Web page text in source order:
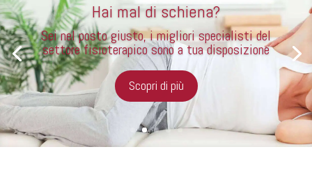
Hai mal di schiena?
Sei nel posto giusto, i migliori specialisti del
settore fisioterapico sono a tua disposizione
Scopri di più